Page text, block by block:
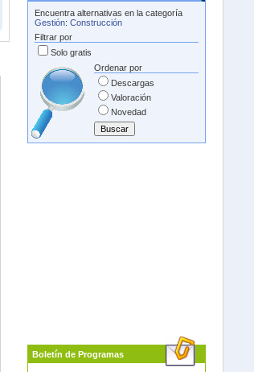
Encuentra alternativas en la categoría
Gestión: Construcción
Filtrar por
Solo gratis
Ordenar por
Descargas
Valoración
Novedad
Boletín de Programas